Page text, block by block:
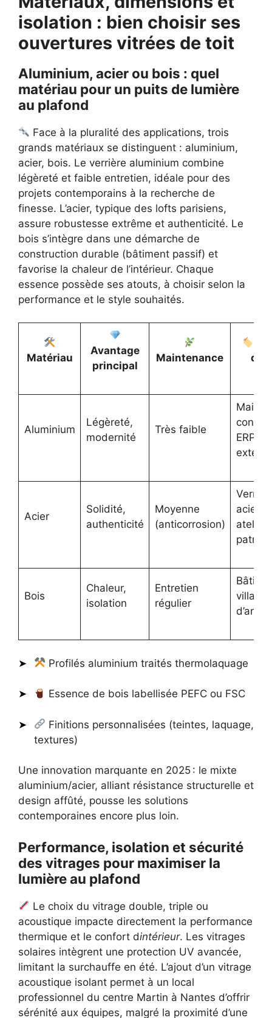
isolation : bien choisir ses
ouvertures vitrées de toit
Aluminium, acier ou bois : quel
matériau pour un puits de lumière
au plafond
Face à la pluralité des applications, trois
grands matériaux se distinguent : aluminium,
acier, bois. Le verrière aluminium combine
légèreté et faible entretien, idéale pour des
projets contemporains à la recherche de
finesse. L’acier, typique des lofts parisiens,
assure robustesse extrême et authenticité. Le
bois s’intègre dans une démarche de
construction durable (bâtiment passif) et
favorise la chaleur de l’intérieur. Chaque
essence possède ses atouts, à choisir selon la
performance et le style souhaités.
Matériau
Avantage
principal
Maintenance
Aluminium
Légèreté,
modernité
Très faible
Maison
ERP,
Acier
Solidité,
authenticité
Moyenne
(anticorrosion)
acier
atelier,
Bois
Chaleur,
isolation
Entretien
régulier
villas
Profilés aluminium traités thermolaquage
Essence de bois labellisée PEFC ou FSC
Finitions personnalisées (teintes, laquage,
textures)
Une innovation marquante en 2025 : le mixte
aluminium/acier, alliant résistance structurelle et
design affûté, pousse les solutions
contemporaines encore plus loin.
Performance, isolation et sécurité
des vitrages pour maximiser la
lumière au plafond
Le choix du vitrage double, triple ou
acoustique impacte directement la performance
thermique et le confort dintérieur. Les vitrages
solaires intègrent une protection UV avancée,
limitant la surchauffe en été. L’ajout d’un vitrage
acoustique isolant permet à un local
professionnel du centre Martin à Nantes d’offrir
sérénité aux équipes, malgré la proximité d’une